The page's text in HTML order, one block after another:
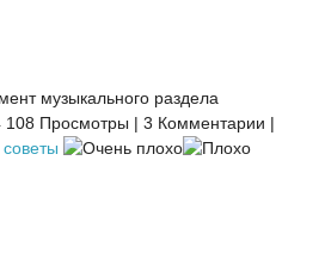
музыкального раздела
108 Просмотры | 3 Комментарии |